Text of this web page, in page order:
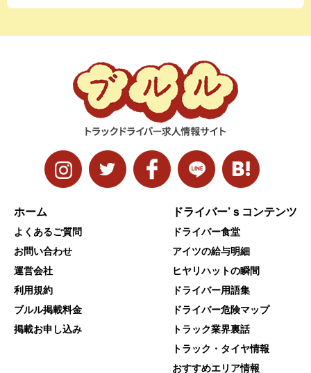
ホーム
よくあるご質問
お問い合わせ
運営会社
利用規約
ブルル掲載料金
掲載お申し込み
ドライバー’ｓコンテンツ
ドライバー食堂
アイツの給与明細
ヒヤリハットの瞬間
ドライバー用語集
ドライバー危険マップ
トラック業界裏話
トラック・タイヤ情報
おすすめエリア情報